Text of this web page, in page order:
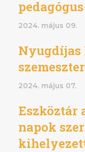
2024. május 09.
Nyugdíjas
2024. május 07.
Eszköztár
napok